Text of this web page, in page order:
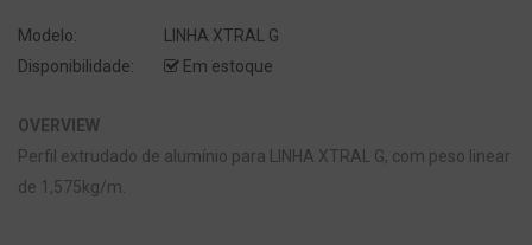
Modelo:
LINHA XTRAL G
Disponibilidade:
Em estoque
OVERVIEW
Perfil extrudado de alumínio para LINHA XTRAL G, com peso linear
de 1,575kg/m.